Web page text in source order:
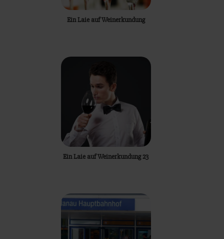
Ein Laie auf Weinerkundung
Ein Laie auf Weinerkundung 23